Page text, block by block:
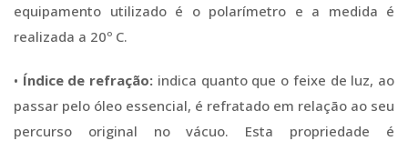
equipamento utilizado é o polarímetro e a medida é
realizada a 20º C.
• Índice de refração: indica quanto que o feixe de luz, ao
passar pelo óleo essencial, é refratado em relação ao seu
percurso original no vácuo. Esta propriedade é